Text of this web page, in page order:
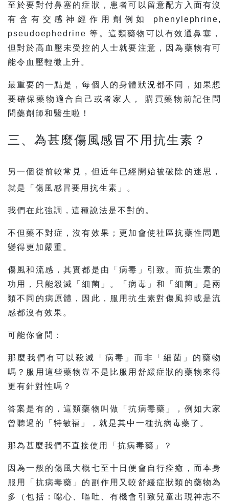
至於要對付鼻塞的症狀，患者可以留意配方入面有沒
有含有交感神經作用劑例如 phenylephrine,
pseudoephedrine 等。這類藥物可以有效通鼻塞，
但對於高血壓未受控的人士就要注意，因為藥物有可
能令血壓輕微上升。
最重要的一點是，每個人的身體狀況都不同，如果想
要確保藥物適合自己或者家人， 購買藥物前記住問
問藥劑師和醫生啦！
三、為甚麼傷風感冒不用抗生素？
另一個從前較常見，但近年已經開始被破除的迷思，
就是「傷風感冒要用抗生素」。
我們在此強調，這種說法是不對的。
不但藥不對症，沒有效果；更加會使社區抗藥性問題
變得更加嚴重。
傷風和流感，其實都是由「病毒」引致。而抗生素的
功用，只能殺滅「細菌」。「病毒」和「細菌」是兩
類不同的病原體，因此，服用抗生素對傷風抑或是流
感都沒有效果。
可能你會問：
那麼我們有可以殺滅「病毒」而非「細菌」的藥物
嗎？服用這些藥物豈不是比服用舒緩症狀的藥物來得
更有針對性嗎？
答案是有的，這類藥物叫做「抗病毒藥」，例如大家
曾聽過的「特敏福」，就是其中一種抗病毒藥了。
那為甚麼我們不直接使用「抗病毒藥」？
因為一般的傷風大概七至十日便會自行痊癒，而本身
服用「抗病毒藥」的副作用又較舒緩症狀類的藥物為
多（包括：噁心、嘔吐、有機會引致兒童出現神志不